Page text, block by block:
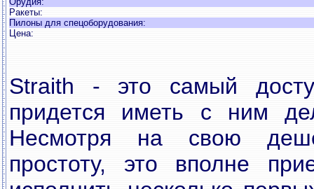
Ракеты:
Пилоны для спецоборудования:
Цена:
Straith - это самый
придется иметь с ним
Несмотря на свою
простоту, это вполне